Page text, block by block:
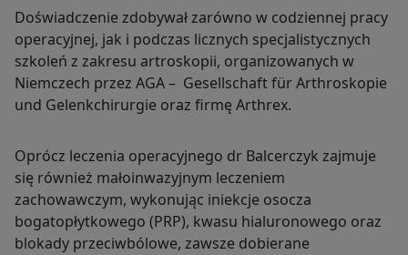
Doświadczenie zdobywał zarówno w codziennej pracy
operacyjnej, jak i podczas licznych specjalistycznych
szkoleń z zakresu artroskopii, organizowanych w
Niemczech przez AGA – Gesellschaft für Arthroskopie
und Gelenkchirurgie oraz firmę Arthrex.
Oprócz leczenia operacyjnego dr Balcerczyk zajmuje
się również małoinwazyjnym leczeniem
zachowawczym, wykonując iniekcje osocza
bogatopłytkowego (PRP), kwasu hialuronowego oraz
blokady przeciwbólowe, zawsze dobierane